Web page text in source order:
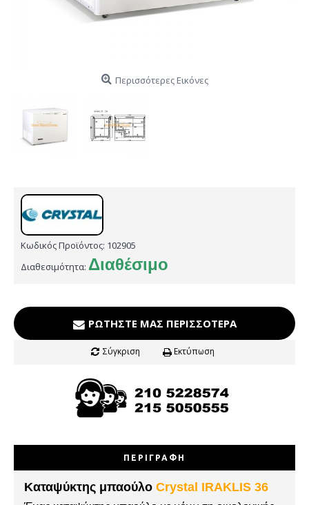
Περισσότερες Εικόνες
Κωδικός Προϊόντος: 102905
Διαθεσιμότητα: Διαθέσιμο
ΡΩΤΉΣΤΕ ΜΑΣ ΠΕΡΙΣΣΌΤΕΡΑ
Σύγκριση Εκτύπωση
ΠΕΡΙΓΡΑΦΉ
Καταψύκτης μπαούλο Crystal IRAKLIS 36